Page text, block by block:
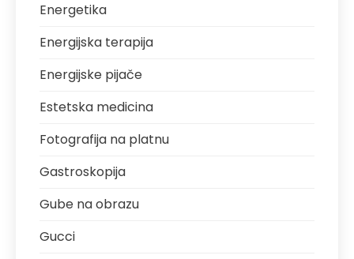
Energetika
Energijska terapija
Energijske pijače
Estetska medicina
Fotografija na platnu
Gastroskopija
Gube na obrazu
Gucci